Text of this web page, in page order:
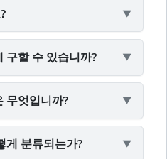
구할 수 있습니까?
무엇입니까?
게 분류되는가?